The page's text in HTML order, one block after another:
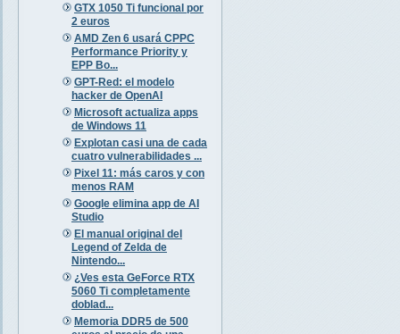
GTX 1050 Ti funcional por
2 euros
AMD Zen 6 usará CPPC
Performance Priority y
EPP Bo...
GPT-Red: el modelo
hacker de OpenAI
Microsoft actualiza apps
de Windows 11
Explotan casi una de cada
cuatro vulnerabilidades ...
Pixel 11: más caros y con
menos RAM
Google elimina app de AI
Studio
El manual original del
Legend of Zelda de
Nintendo...
¿Ves esta GeForce RTX
5060 Ti completamente
doblad...
Memoria DDR5 de 500